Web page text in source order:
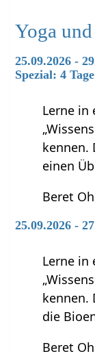
Yoga
25.09.2026 -
Spezial: 4
Lerne in
kennen.
einen
Beret
25.09.2026 -
Lerne in
kennen.
die
Beret